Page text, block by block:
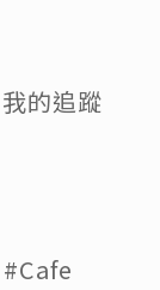
我的追蹤
#Cafe